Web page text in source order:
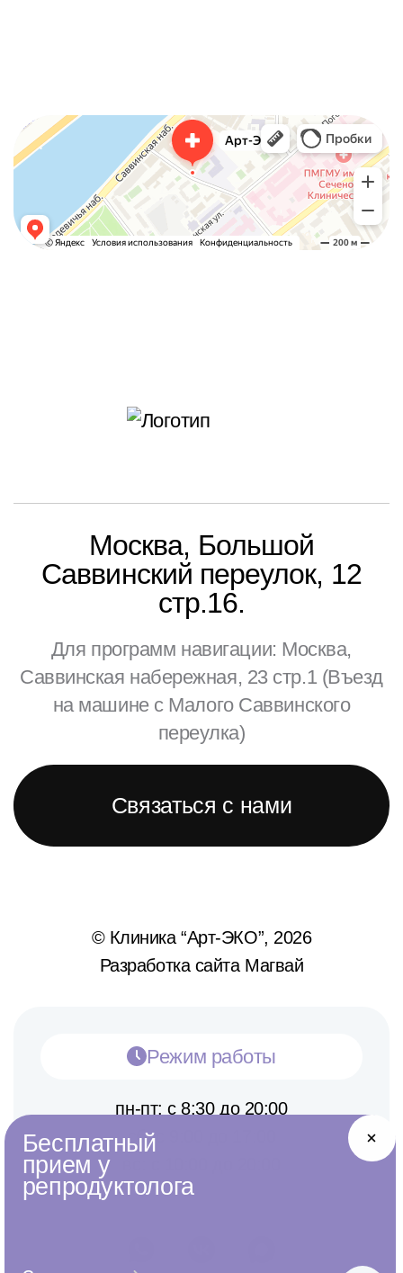
Арт-Эко
Медцентр, клиника в Москве
Гинекологическая клиника в Москве
Москва, Большой
Саввинский переулок, 12
стр.16.
Для программ навигации: Москва,
Саввинская набережная, 23 стр.1 (Въезд
на машине с Малого Саввинского
переулка)
Связаться с нами
© Клиника “Арт-ЭКО”, 2026
Разработка сайта Магвай
Режим работы
пн-пт: с 8:30 до 20:00
сб: с 9:00 до 17:00
Бесплатный
прием у
репродуктолога